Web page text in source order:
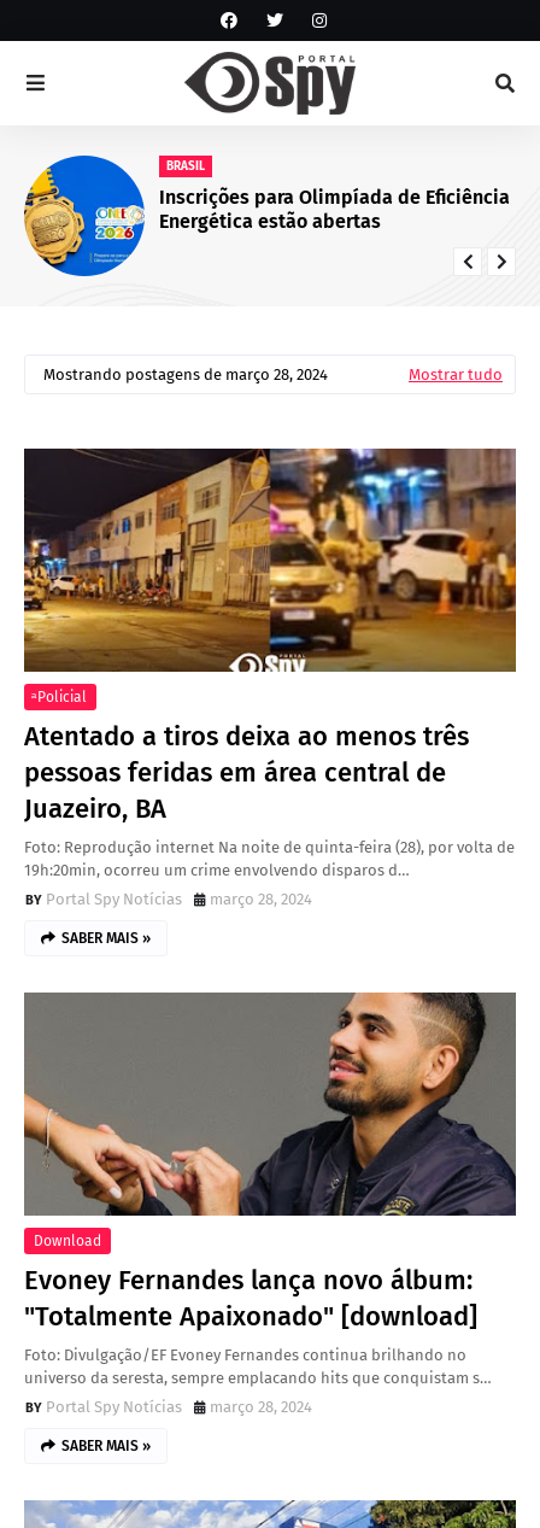
NOTÍCIA DE JUAZEIRO-BA
GCM representa Juazeiro na VI edição
do Nivelamento de Ações Táticas (NAT-
Mostrando postagens de março 28, 2024 Mostrar tudo
ͣ Policial
Atentado a tiros deixa ao menos três
pessoas feridas em área central de
Juazeiro, BA
Foto: Reprodução internet Na noite de quinta-feira (28), por volta de
19h:20min, ocorreu um crime envolvendo disparos d…
Portal Spy Notícias
março 28, 2024
SABER MAIS »
Download
Evoney Fernandes lança novo álbum:
"Totalmente Apaixonado" [download]
Foto: Divulgação/EF Evoney Fernandes continua brilhando no
universo da seresta, sempre emplacando hits que conquistam s…
Portal Spy Notícias
março 28, 2024
SABER MAIS »